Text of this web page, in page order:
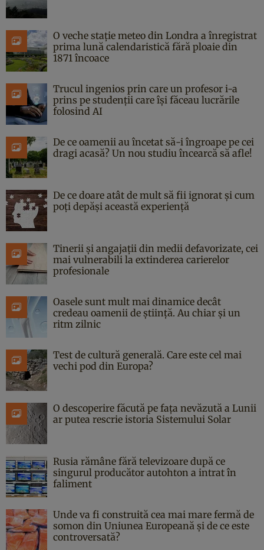
O veche stație meteo din Londra a înregistrat
prima lună calendaristică fără ploaie din
1871 încoace
Trucul ingenios prin care un profesor i-a
prins pe studenții care își făceau lucrările
folosind AI
De ce oamenii au încetat să-i îngroape pe cei
dragi acasă? Un nou studiu încearcă să afle!
De ce doare atât de mult să fii ignorat și cum
poți depăși această experiență
Tinerii și angajații din medii defavorizate, cei
mai vulnerabili la extinderea carierelor
profesionale
Oasele sunt mult mai dinamice decât
credeau oamenii de știință. Au chiar și un
ritm zilnic
Test de cultură generală. Care este cel mai
vechi pod din Europa?
O descoperire făcută pe fața nevăzută a Lunii
ar putea rescrie istoria Sistemului Solar
Rusia rămâne fără televizoare după ce
singurul producător autohton a intrat în
faliment
Unde va fi construită cea mai mare fermă de
somon din Uniunea Europeană și de ce este
controversată?